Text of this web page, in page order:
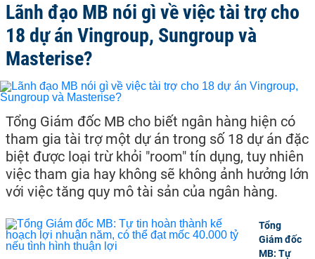
Lãnh đạo MB nói gì về việc tài trợ cho
18 dự án Vingroup, Sungroup và
Masterise?
Tổng Giám đốc MB cho biết ngân hàng hiện có
tham gia tài trợ một dự án trong số 18 dự án đặc
biệt được loại trừ khỏi "room" tín dụng, tuy nhiên
việc tham gia hay không sẽ không ảnh hưởng lớn
với việc tăng quy mô tài sản của ngân hàng.
Tổng
Giám đốc
MB: Tự